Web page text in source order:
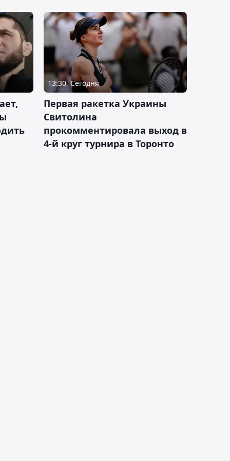
13:30, Сегодня
Первая ракетка Украины
Свитолина
прокомментировала выход в
4-й круг турнира в Торонто